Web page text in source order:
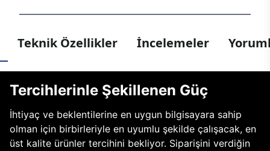
Teknik Özellikler İncelemeler
Tercihlerinle Şekillenen Güç
İhtiyaç ve beklentilerine en uygun bilgisayara sahip
olman için birbirleriyle en uyumlu şekilde çalışacak, en
üst kalite ürünler tercihini bekliyor. Siparişini verdiğin